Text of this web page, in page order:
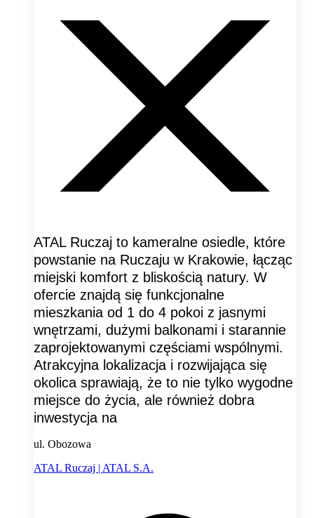
ATAL Ruczaj to kameralne osiedle, które
powstanie na Ruczaju w Krakowie, łącząc
miejski komfort z bliskością natury. W
ofercie znajdą się funkcjonalne
mieszkania od 1 do 4 pokoi z jasnymi
wnętrzami, dużymi balkonami i starannie
zaprojektowanymi częściami wspólnymi.
Atrakcyjna lokalizacja i rozwijająca się
okolica sprawiają, że to nie tylko wygodne
miejsce do życia, ale również dobra
inwestycja na
ul. Obozowa
ATAL Ruczaj | ATAL S.A.